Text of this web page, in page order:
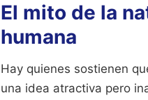
El mito de la
humana
Hay quienes sostienen
una idea atractiva pero